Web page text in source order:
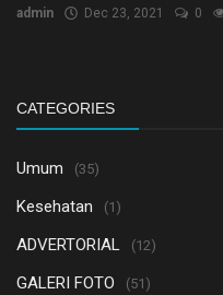
admin Dec 23, 2021 0
CATEGORIES
Umum (35)
Kesehatan (1)
ADVERTORIAL (12)
GALERI FOTO (51)